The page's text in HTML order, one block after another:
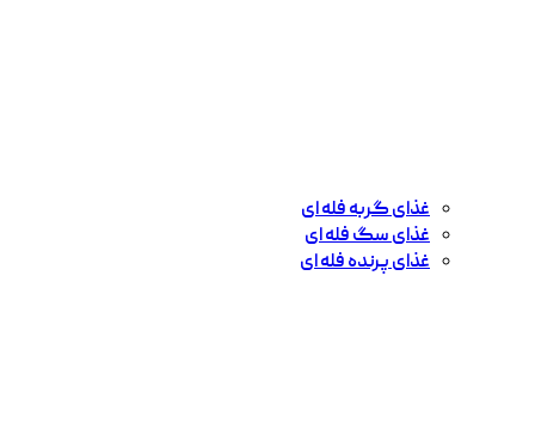
غذای گربه فله ای
غذای سگ فله ای
غذای پرنده فله ای